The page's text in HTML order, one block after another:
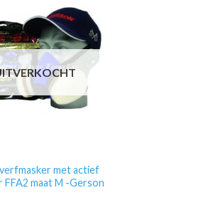
met actief
maat M -Gerson